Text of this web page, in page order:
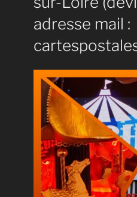
adresse mail :